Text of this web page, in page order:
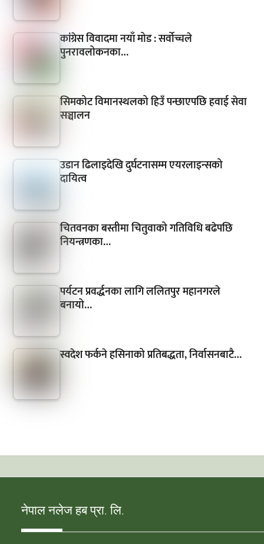
कांग्रेस विवादमा नयाँ मोड : सर्वोच्चले
पुनरावलोकनका…
सिमकोट विमानस्थलको हिउँ पन्छाएपछि हवाई सेवा
सञ्चालन
उडान ढिलाइदेखि दुर्घटनासम्म एयरलाइन्सको
दायित्व
चितवनका बस्तीमा चितुवाको गतिविधि बढेपछि
नियन्त्रणका…
पर्यटन प्रवर्द्धनका लागि ललितपुर महानगरले
बनायो…
स्वदेश फर्कने हसिनाको प्रतिबद्धता, निर्वासनबाटै…
नेपाल नलेज हब प्रा. लि.